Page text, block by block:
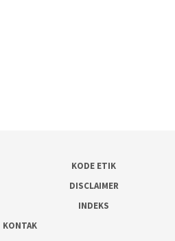
KODE ETIK
DISCLAIMER
INDEKS
KONTAK